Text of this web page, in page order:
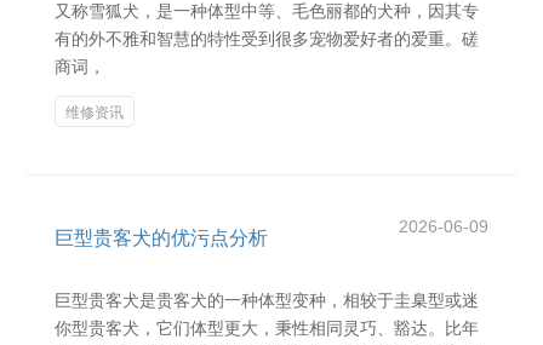
又称雪狐犬，是一种体型中等、毛色丽都的犬种，因其专
有的外不雅和智慧的特性受到很多宠物爱好者的爱重。磋
商词，
维修资讯
巨型贵客犬的优污点分析
2026-06-09
巨型贵客犬是贵客犬的一种体型变种，相较于圭臬型或迷
你型贵客犬，它们体型更大，秉性相同灵巧、豁达。比年